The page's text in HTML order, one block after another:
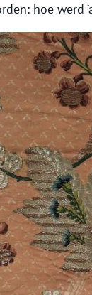
hoe werd